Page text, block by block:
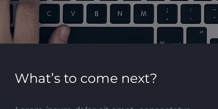
What’s to come next?